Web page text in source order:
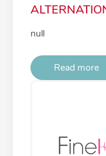
null
Read more